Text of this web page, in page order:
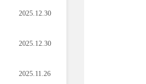
2025.12.30
2025.12.30
2025.11.26